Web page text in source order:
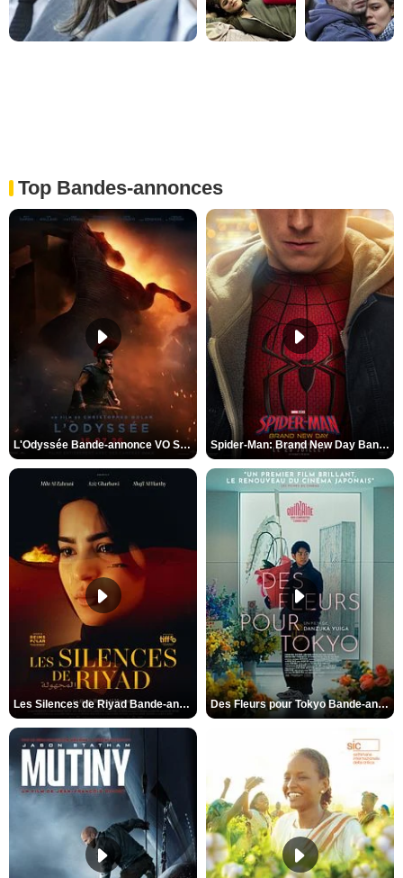
Top Bandes-annonces
L'Odyssée Bande-annonce VO STFR Spider-Man: Brand New Day Bande-annonce VO STFR
Les Silences de Riyad Bande-annonce VO STFR Des Fleurs pour Tokyo Bande-annonce VO STFR